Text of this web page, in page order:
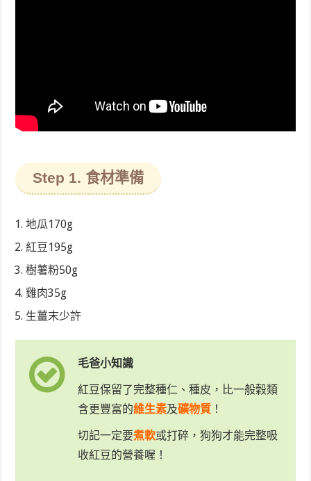
Step 1. 食材準備
地瓜170g
紅豆195g
樹薯粉50g
雞肉35g
生薑末少許
毛爸小知識
紅豆保留了完整種仁、種皮，比一般穀類
含更豐富的維生素及礦物質 ！
切記一定要煮軟或打碎，狗狗才能完整吸
收紅豆的營養喔！